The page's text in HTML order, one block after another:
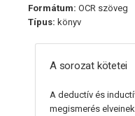
Formátum: OCR szöveg
Típus: könyv
A sorozat kötetei
A deductív és
megismerés